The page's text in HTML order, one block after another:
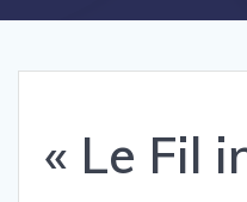
« Le Fil